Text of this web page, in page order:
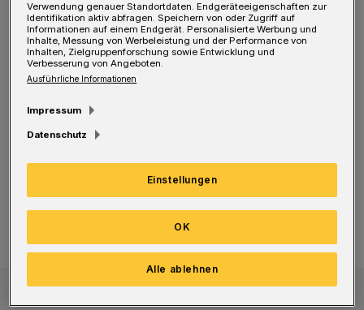
reinigen - ganz gleich, ob es sich um einen
PrimadonnaBH, eine Boxershorts oder um ein
Unterhemd in Doppelripp-Qualität handelt.
Pflegeetiketten zu kontrollieren und ein
geeignetes Waschmittel sowie vorteilhafte
Waschtemperaturen zu wählen.
Verwendung genauer Standortdaten. Endgeräteeigenschaften zur
Identifikation aktiv abfragen. Speichern von oder Zugriff auf
Informationen auf einem Endgerät. Personalisierte Werbung und
Inhalte, Messung von Werbeleistung und der Performance von
Inhalten, Zielgruppenforschung sowie Entwicklung und
Verbesserung von Angeboten.
Ausführliche Informationen
Impressum
Datenschutz
Einstellungen
Alle ablehnen
OK